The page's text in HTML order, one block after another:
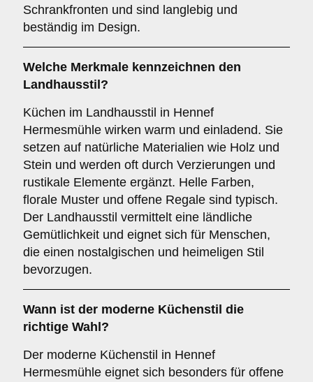
Schrankfronten und sind langlebig und
beständig im Design.
Welche Merkmale kennzeichnen den
Landhausstil ?
Küchen im Landhausstil in Hennef
Hermesmühle wirken warm und einladend. Sie
setzen auf natürliche Materialien wie Holz und
Stein und werden oft durch Verzierungen und
rustikale Elemente ergänzt. Helle Farben,
florale Muster und offene Regale sind typisch.
Der Landhausstil vermittelt eine ländliche
Gemütlichkeit und eignet sich für Menschen,
die einen nostalgischen und heimeligen Stil
bevorzugen.
Wann ist der moderne Küchenstil die
richtige Wahl?
Der moderne Küchenstil in Hennef
Hermesmühle eignet sich besonders für offene